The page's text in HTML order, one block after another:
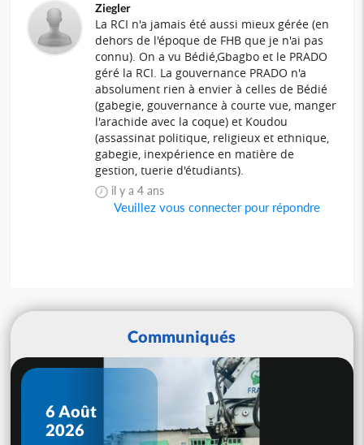
Ziegler
La RCI n'a jamais été aussi mieux gérée (en
dehors de l'époque de FHB que je n'ai pas
connu). On a vu Bédié,Gbagbo et le PRADO
géré la RCI. La gouvernance PRADO n'a
absolument rien à envier à celles de Bédié
(gabegie, gouvernance à courte vue, manger
l'arachide avec la coque) et Koudou
(assassinat politique, religieux et ethnique,
gabegie, inexpérience en matière de
gestion, tuerie d'étudiants).
il y a 4 ans
Veuillez vous connecter pour répondre
Communiqués
6 Août
2026